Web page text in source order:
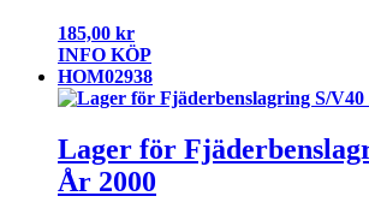
185,00 kr
INFO KÖP
HOM02938
Lager för
År 2000